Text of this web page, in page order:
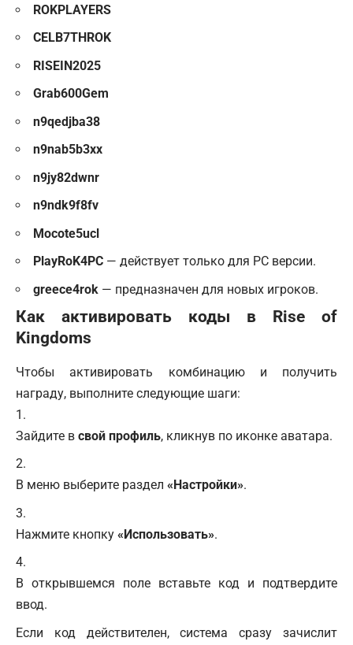
ROKPLAYERS
CELB7THROK
RISEIN2025
Grab600Gem
n9qedjba38
n9nab5b3xx
n9jy82dwnr
n9ndk9f8fv
Mocote5ucl
PlayRoK4PC — действует только для PC версии.
greece4rok — предназначен для новых игроков.
Как активировать коды в Rise of
Kingdoms
Чтобы активировать комбинацию и получить
награду, выполните следующие шаги:
Зайдите в свой профиль, кликнув по иконке аватара.
В меню выберите раздел «Настройки».
Нажмите кнопку «Использовать».
В открывшемся поле вставьте код и подтвердите
ввод.
Если код действителен, система сразу зачислит